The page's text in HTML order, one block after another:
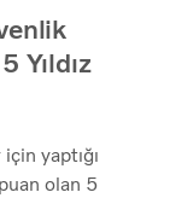
Yıldız
yaptığı
olan 5